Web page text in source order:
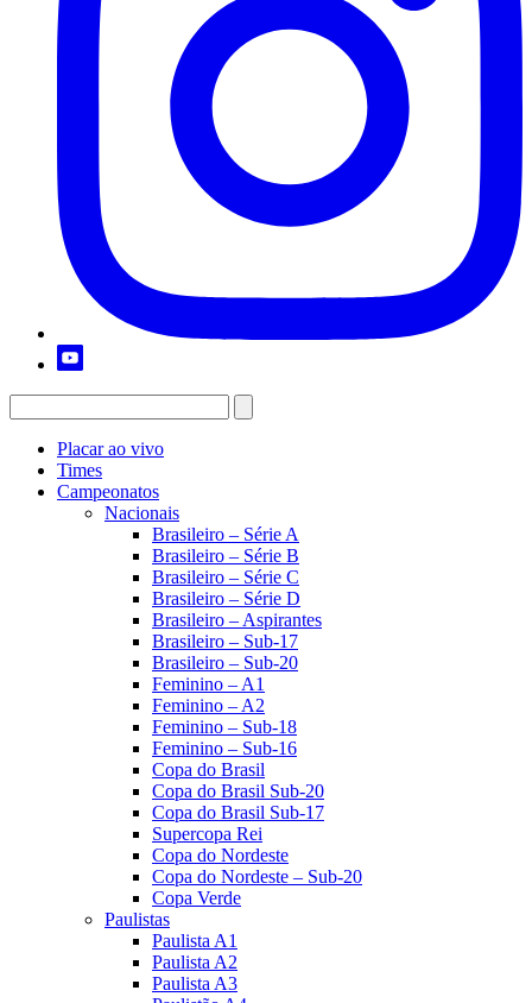
Placar ao vivo
Times
Campeonatos
Nacionais
Brasileiro – Série A
Brasileiro – Série B
Brasileiro – Série C
Brasileiro – Série D
Brasileiro – Aspirantes
Brasileiro – Sub-17
Brasileiro – Sub-20
Feminino – A1
Feminino – A2
Feminino – Sub-18
Feminino – Sub-16
Copa do Brasil
Copa do Brasil Sub-20
Copa do Brasil Sub-17
Supercopa Rei
Copa do Nordeste
Copa do Nordeste – Sub-20
Copa Verde
Paulistas
Paulista A1
Paulista A2
Paulista A3